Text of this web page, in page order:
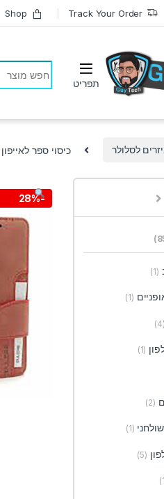
Track Your Order
Shop
Search for:
לסלולר כיסוי ספר לאייפון 12 פרו 6.1
-
28%
(1)
(1)
(4)
(1)
(2)
(1)
(5)